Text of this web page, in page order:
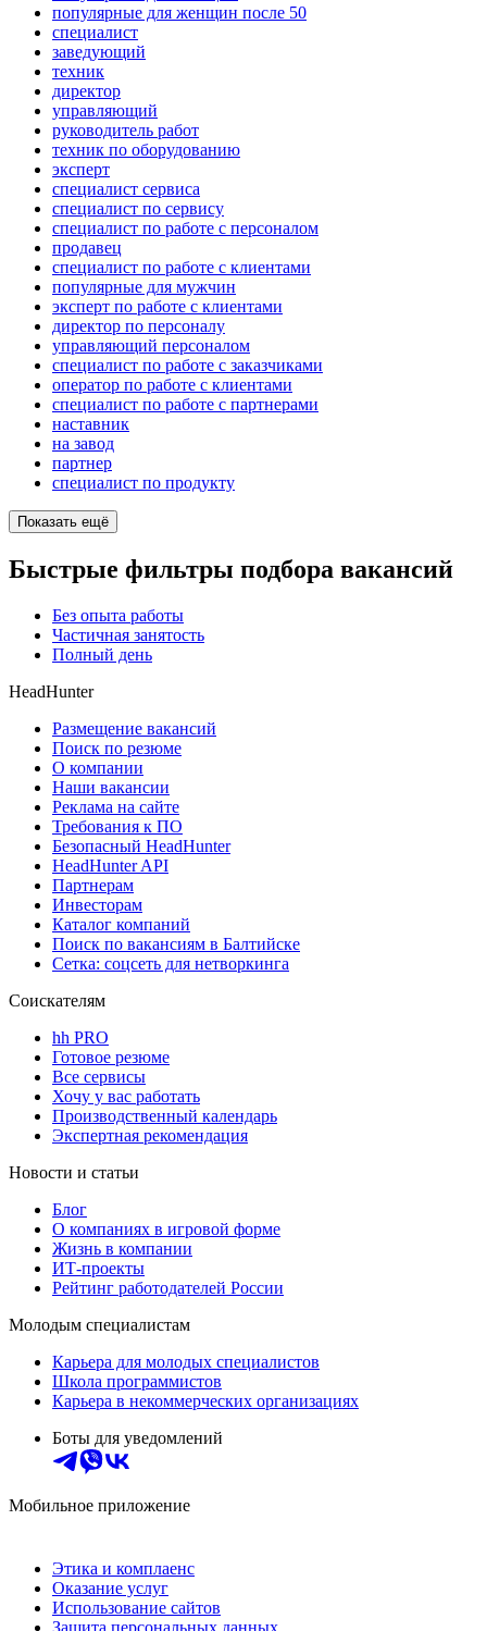
популярные для женщин после 50
специалист
заведующий
техник
директор
управляющий
руководитель работ
техник по оборудованию
эксперт
специалист сервиса
специалист по сервису
специалист по работе с персоналом
продавец
специалист по работе с клиентами
популярные для мужчин
эксперт по работе с клиентами
директор по персоналу
управляющий персоналом
специалист по работе с заказчиками
оператор по работе с клиентами
специалист по работе с партнерами
наставник
на завод
партнер
специалист по продукту
Показать ещё
Быстрые фильтры подбора вакансий
Без опыта работы
Частичная занятость
Полный день
HeadHunter
Размещение вакансий
Поиск по резюме
О компании
Наши вакансии
Реклама на сайте
Требования к ПО
Безопасный HeadHunter
HeadHunter API
Партнерам
Инвесторам
Каталог компаний
Поиск по вакансиям в Балтийске
Сетка: соцсеть для нетворкинга
Соискателям
hh PRO
Готовое резюме
Все сервисы
Хочу у вас работать
Производственный календарь
Экспертная рекомендация
Новости и статьи
Блог
О компаниях в игровой форме
Жизнь в компании
ИТ-проекты
Рейтинг работодателей России
Молодым специалистам
Карьера для молодых специалистов
Школа программистов
Карьера в некоммерческих организациях
Боты для уведомлений
Мобильное приложение
Этика и комплаенс
Оказание услуг
Использование сайтов
Защита персональных данных